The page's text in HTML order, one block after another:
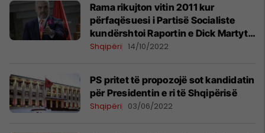
Rama rikujton vitin 2011 kur
përfaqësuesi i Partisë Socialiste
kundërshtoi Raportin e Dick Martyt
në Këshillin e Evropës
Shqipëri 14/10/2022
PS pritet të propozojë sot kandidatin
për Presidentin e ri të Shqipërisë
Shqipëri 03/06/2022